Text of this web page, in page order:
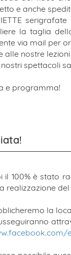
e anche
la taglia
via mail per
alle nostre
nostri spettacoli
e programma!
il 100% è stato
realizzazione
la